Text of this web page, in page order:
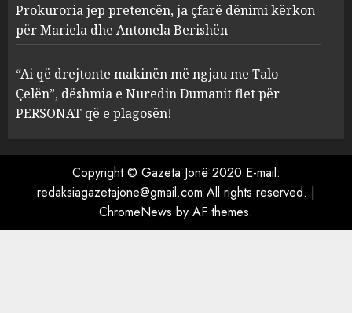
4
Prokuroria jep pretencën, ja
çfarë dënimi kërkon për
Berishën
MARCH 25, 2025
ngjau me Talo Çelën”,
dëshmia e Nuredin Dumanit
flet për PERSONAT që e
plagosën!
Prokuroria jep pretencën, ja çfarë dënimi kërkon
për Mariela dhe Antonela Berishën
“Ai që drejtonte makinën më ngjau me Talo
Çelën”, dëshmia e Nuredin Dumanit flet për
PERSONAT që e plagosën!
Copyright © Gazeta Jonë 2020 E-mail:
redaksiagazetajone@gmail.com All rights reserved. |
ChromeNews by AF themes.